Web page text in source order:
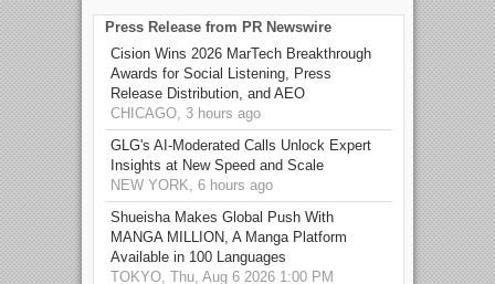
Press Release from PR Newswire
Cision Wins 2026 MarTech Breakthrough
Awards for Social Listening, Press
Release Distribution, and AEO
CHICAGO, 3 hours ago
GLG's AI-Moderated Calls Unlock Expert
Insights at New Speed and Scale
NEW YORK, 6 hours ago
Shueisha Makes Global Push With
MANGA MILLION, A Manga Platform
Available in 100 Languages
TOKYO, Thu, Aug 6 2026 1:00 PM